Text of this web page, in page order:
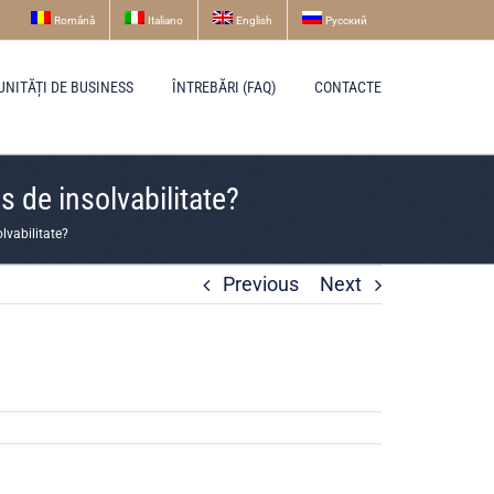
Română Italiano English Русский
DE BUSINESS ÎNTREBĂRI (FAQ) CONTACTE
de insolvabilitate?
Previous Next